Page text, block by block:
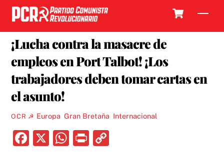
Skip
content
¡Lucha contra la masacre de
empleos en Port Talbot! ¡Los
trabajadores deben tomar cartas en
el asunto!
OCR ☭ Europa Gran Bretaña Internacional
F
X
W P